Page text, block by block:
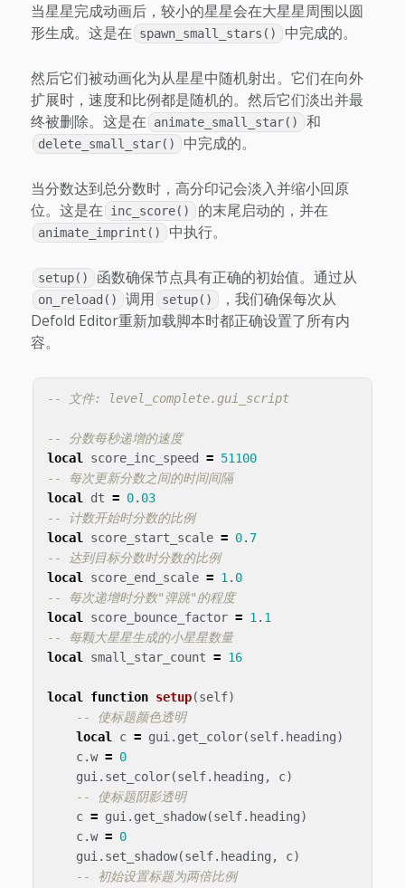
当星星完成动画后，较小的星星会在大星星周围以圆
形生成。这是在
spawn_small_stars() 中完成的。
然后它们被动画化为从星星中随机射出。它们在向外
扩展时，速度和比例都是随机的。然后它们淡出并最
终被删除。这是在
animate_small_star() 和
delete_small_star() 中完成的。
当分数达到总分数时，高分印记会淡入并缩小回原
位。这是在
inc_score() 的末尾启动的，并在
animate_imprint() 中执行。
setup() 函数确保节点具有正确的初始值。通过从
on_reload() 调用 setup()
，我们确保每次从
Defold Editor重新加载脚本时都正确设置了所有内
容。
-- 文件: level_complete.gui_script
-- 分数每秒递增的速度
local
score_inc_speed = 51100
-- 每次更新分数之间的时间间隔
local
dt = 0. 03
-- 计数开始时分数的比例
local
score_start_scale = 0. 7
-- 达到目标分数时分数的比例
local
score_end_scale = 1 . 0
-- 每次递增时分数"弹跳"的程度
local
score_bounce_factor = 1 . 1
-- 每颗大星星生成的小星星数量
local
small_star_count = 16
local function setup(self)
-- 使标题颜色透明
local
c = gui . get_color(self. heading)
c.w = 0
gui . set_color(self. heading , c)
-- 使标题阴影透明
c = gui . get_shadow(self. heading)
c.w = 0
gui . set_shadow(self. heading , c)
-- 初始设置标题为两倍比例